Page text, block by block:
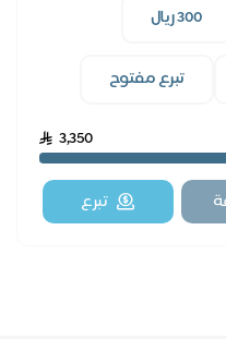
تبرع مفتوح
3,350
تبرع